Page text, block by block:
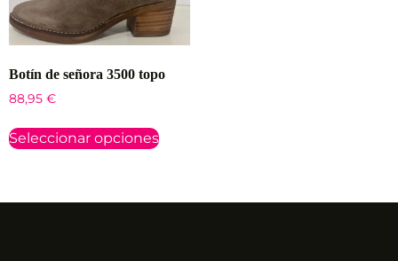
Botín de señora 3500 topo
88,95 €
Seleccionar opciones